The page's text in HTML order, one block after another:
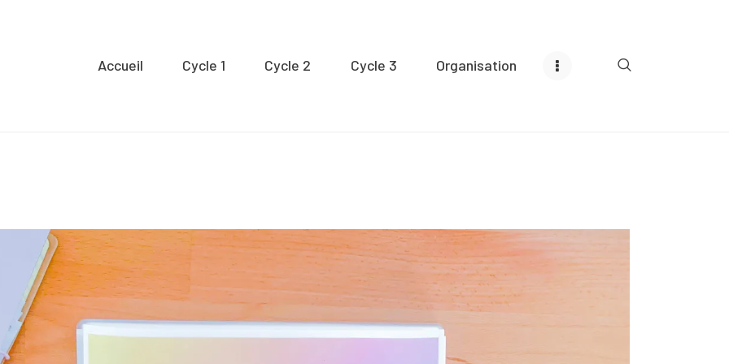
Accueil Cycle 1 Cycle 2 Cycle 3 Organisation
3